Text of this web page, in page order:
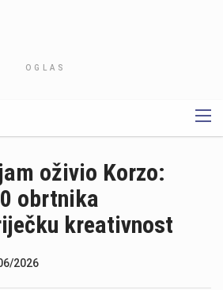
OGLAS
oživio Korzo:
obrtnika
kreativnost
2026